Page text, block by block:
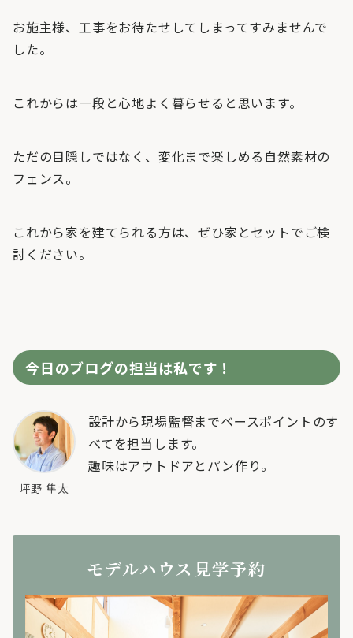
お施主様、工事をお待たせしてしまってすみませんで
した。
これからは一段と心地よく暮らせると思います。
ただの目隠しではなく、変化まで楽しめる自然素材の
フェンス。
これから家を建てられる方は、ぜひ家とセットでご検
討ください。
今日のブログの担当は私です！
坪野 隼太
設計から現場監督までベースポイントのす
べてを担当します。
趣味はアウトドアとパン作り。
モデルハウス見学予約